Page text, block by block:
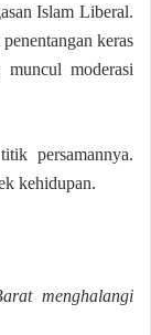
Islam Liberal.
keras
moderasi
persamannya.
kehidupan.
menghalangi